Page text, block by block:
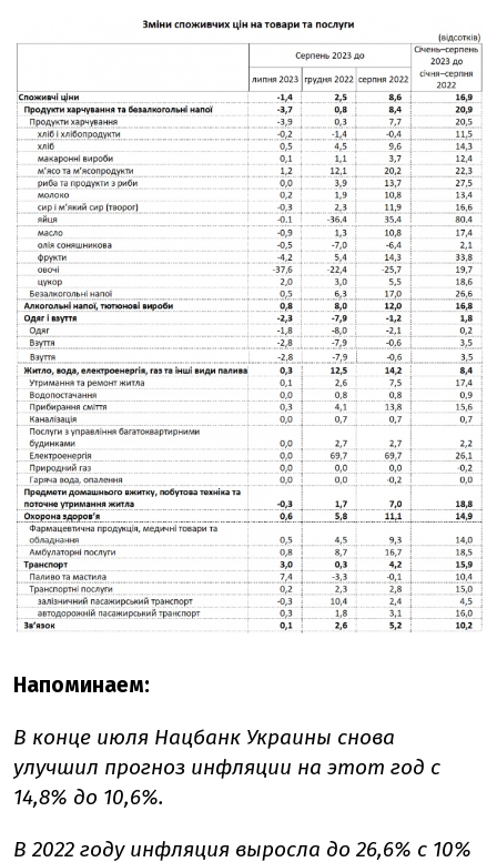
Напоминаем:
В конце июля Нацбанк Украины снова
улучшил прогноз инфляции на этот год с
14,8% до 10,6%.
В 2022 году инфляция выросла до 26,6% с 10%